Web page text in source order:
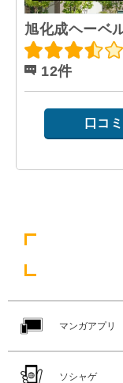
旭化成ヘーベ
12件
口コ
マンガアプリ
ソシャゲ